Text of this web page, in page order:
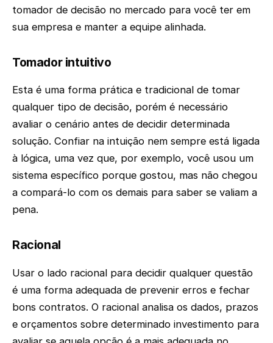
tomador de decisão no mercado para você ter em
sua empresa e manter a equipe alinhada.
Tomador intuitivo
Esta é uma forma prática e tradicional de tomar
qualquer tipo de decisão, porém é necessário
avaliar o cenário antes de decidir determinada
solução. Confiar na intuição nem sempre está ligada
à lógica, uma vez que, por exemplo, você usou um
sistema específico porque gostou, mas não chegou
a compará-lo com os demais para saber se valiam a
pena.
Racional
Usar o lado racional para decidir qualquer questão
é uma forma adequada de prevenir erros e fechar
bons contratos. O racional analisa os dados, prazos
e orçamentos sobre determinado investimento para